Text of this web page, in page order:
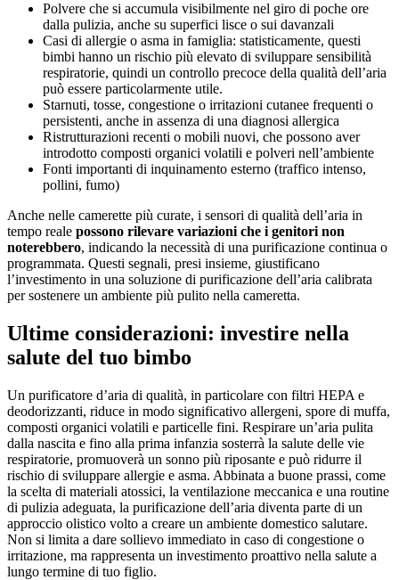
Polvere che si accumula visibilmente nel giro di poche ore
dalla pulizia, anche su superfici lisce o sui davanzali
Casi di allergie o asma in famiglia: statisticamente, questi
bimbi hanno un rischio più elevato di sviluppare sensibilità
respiratorie, quindi un controllo precoce della qualità dell’aria
può essere particolarmente utile.
Starnuti, tosse, congestione o irritazioni cutanee frequenti o
persistenti, anche in assenza di una diagnosi allergica
Ristrutturazioni recenti o mobili nuovi, che possono aver
introdotto composti organici volatili e polveri nell’ambiente
Fonti importanti di inquinamento esterno (traffico intenso,
pollini, fumo)
Anche nelle camerette più curate, i sensori di qualità dell’aria in
tempo reale possono rilevare variazioni che i genitori non
noterebbero, indicando la necessità di una purificazione continua o
programmata. Questi segnali, presi insieme, giustificano
l’investimento in una soluzione di purificazione dell’aria calibrata
per sostenere un ambiente più pulito nella cameretta.
Ultime considerazioni: investire nella
salute del tuo bimbo
Un purificatore d’aria di qualità, in particolare con filtri HEPA e
deodorizzanti, riduce in modo significativo allergeni, spore di muffa,
composti organici volatili e particelle fini. Respirare un’aria pulita
dalla nascita e fino alla prima infanzia sosterrà la salute delle vie
respiratorie, promuoverà un sonno più riposante e può ridurre il
rischio di sviluppare allergie e asma. Abbinata a buone prassi, come
la scelta di materiali atossici, la ventilazione meccanica e una routine
di pulizia adeguata, la purificazione dell’aria diventa parte di un
approccio olistico volto a creare un ambiente domestico salutare.
Non si limita a dare sollievo immediato in caso di congestione o
irritazione, ma rappresenta un investimento proattivo nella salute a
lungo termine di tuo figlio.